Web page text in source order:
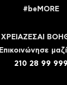
#beMORE
ΧΡΕΙΑΖΕΣΑΙ
Eπικοινώνησε
210 28 99 999